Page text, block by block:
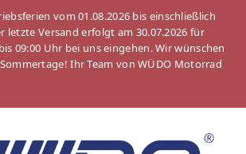
vom 01.08.2026 bis einschließlich
letzte Versand erfolgt am 30.07.2026 für
09:00 Uhr bei uns eingehen. Wir wünschen
Ihr Team von WÜDO Motorrad